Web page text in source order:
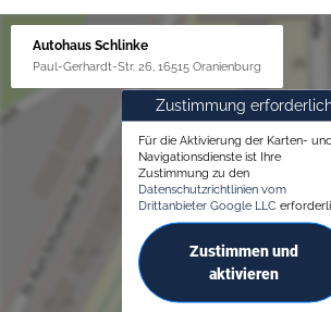
Autohaus Schlinke
Paul-Gerhardt-Str. 26, 16515 Oranienburg
Zustimmung
Für die Aktivierung der Karten- und
Navigationsdienste ist Ihre
Zustimmung zu den
Datenschutzrichtlinien vom
Drittanbieter Google LLC
Zustimmen und
aktivieren